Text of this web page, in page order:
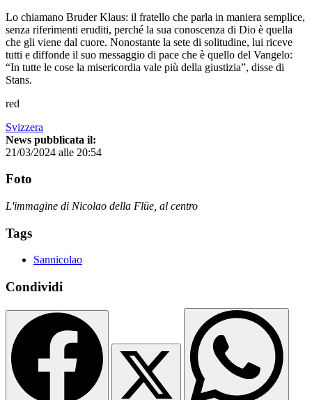
Lo chiamano Bruder Klaus: il fratello che parla in maniera semplice,
senza riferimenti eruditi, perché la sua conoscenza di Dio è quella
che gli viene dal cuore. Nonostante la sete di solitudine, lui riceve
tutti e diffonde il suo messaggio di pace che è quello del Vangelo:
“In tutte le cose la misericordia vale più della giustizia”, disse di
Stans.
red
Svizzera
News pubblicata il:
21/03/2024 alle 20:54
Foto
L'immagine di Nicolao della Flüe, al centro
Tags
Sannicolao
Condividi